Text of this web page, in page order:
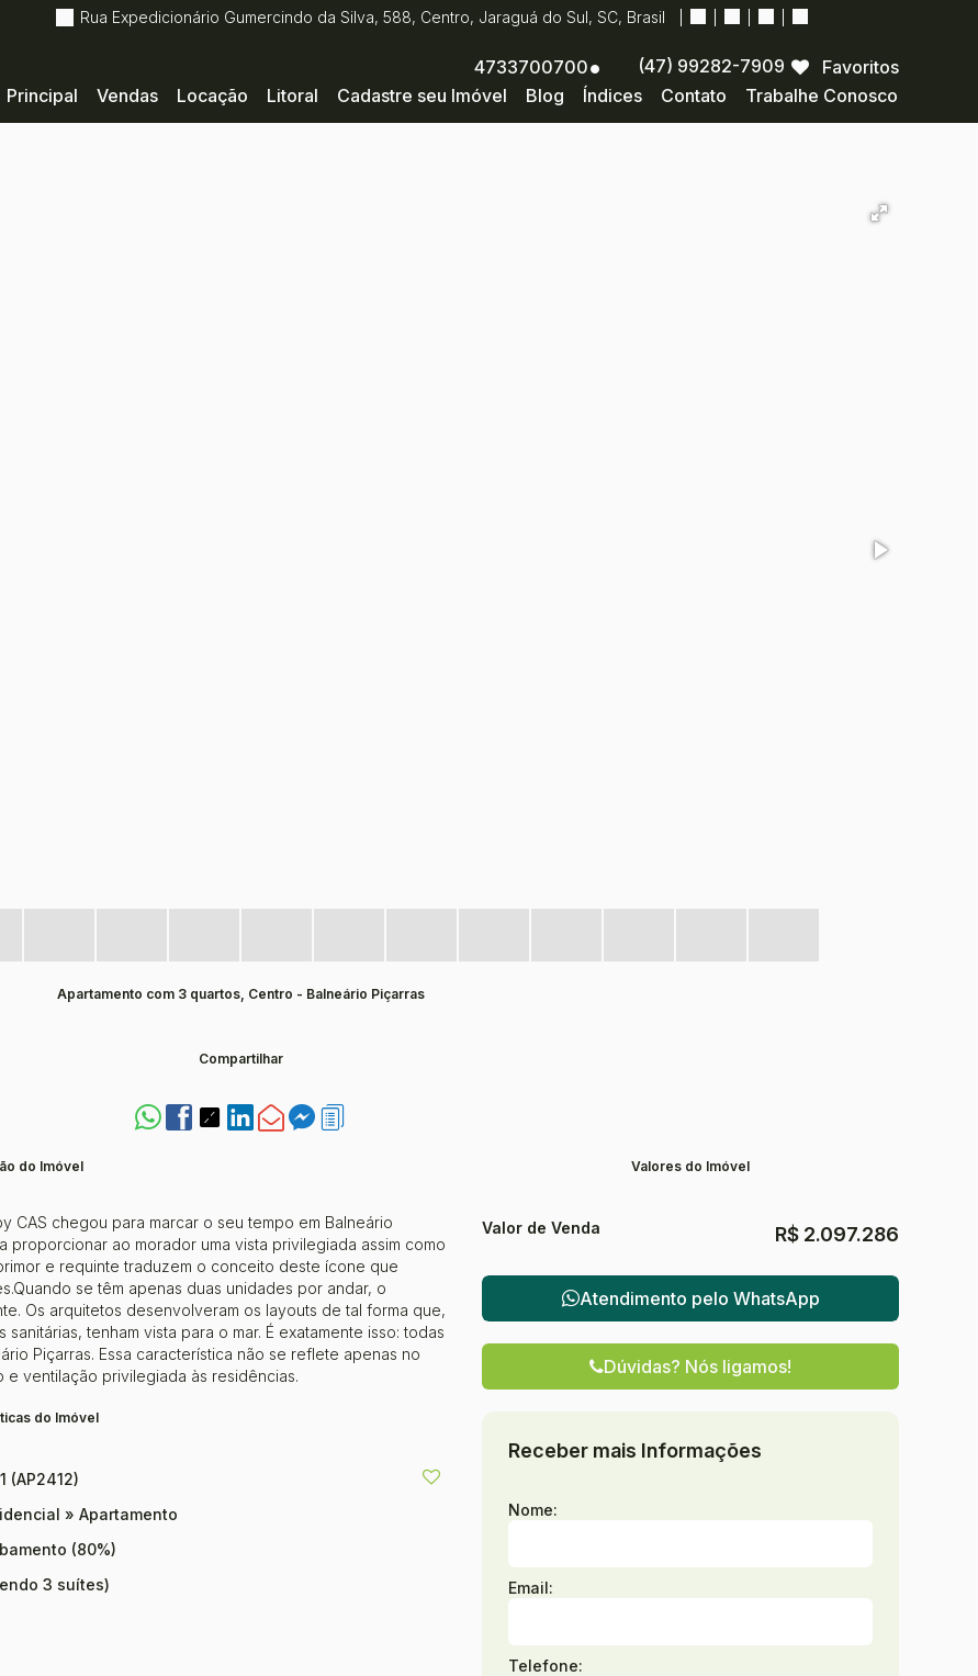
Rua Expedicionário Gumercindo da Silva, 588, Centro, Jaraguá do Sul, SC, Brasil
Trabalhe Conosco
Contato
Índices
Blog
Cadastre seu Imóvel
Litoral
Locação
Vendas
Principal
Favoritos
4733700700 (47) 99282-7909
Apartamento com 3 quartos, Centro - Balneário Piçarras
Compartilhar
do Imóvel
CAS chegou para marcar o seu tempo em Balneário
ao morador uma vista privilegiada assim como
e requinte traduzem o conceito deste ícone que
se têm apenas duas unidades por andar, o
Os arquitetos desenvolveram os layouts de tal forma que,
tenham vista para o mar. É exatamente isso: todas
Piçarras. Essa característica não se reflete apenas no
e ventilação privilegiada às residências.
do Imóvel
(AP2412)
» Apartamento
(80%)
3 suítes)
Valores do Imóvel
R$ 2.097.286
Valor de Venda
Atendimento pelo WhatsApp
Dúvidas? Nós ligamos!
Receber mais Informações
Nome:
Email:
Telefone: